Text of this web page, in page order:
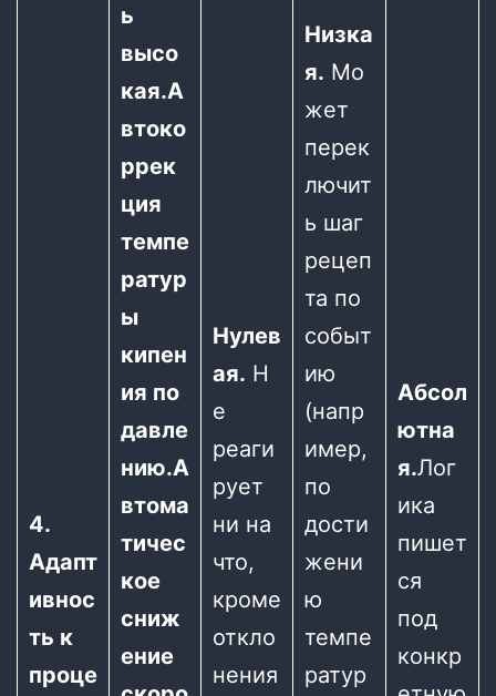
4.
Адапт
ивнос
ть к
проце
ь
высо
кая.А
втоко
ррек
ция
темпе
ратур
ы
кипен
ия по
давле
нию.А
втома
тичес
кое
сниж
ение
Нулев
ая. Н
е
реаги
рует
ни на
что,
кроме
откло
нения
Низка
я. Мо
жет
перек
лючит
ь шаг
рецеп
та по
событ
ию
(напр
имер,
по
дости
жени
ю
темпе
ратур
Абсол
ютна
я.Лог
ика
пишет
ся
под
конкр